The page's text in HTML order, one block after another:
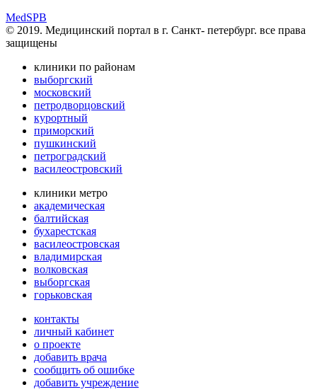
MedSPB
© 2019. Медицинский портал в г. Санкт- петербург. все права
защищены
клиники по районам
выборгский
московский
петродворцовский
курортный
приморский
пушкинский
петроградский
василеостровский
клиники метро
академическая
балтийская
бухарестская
василеостровская
владимирская
волковская
выборгская
горьковская
контакты
личный кабинет
о проекте
добавить врача
сообщить об ошибке
добавить учреждение